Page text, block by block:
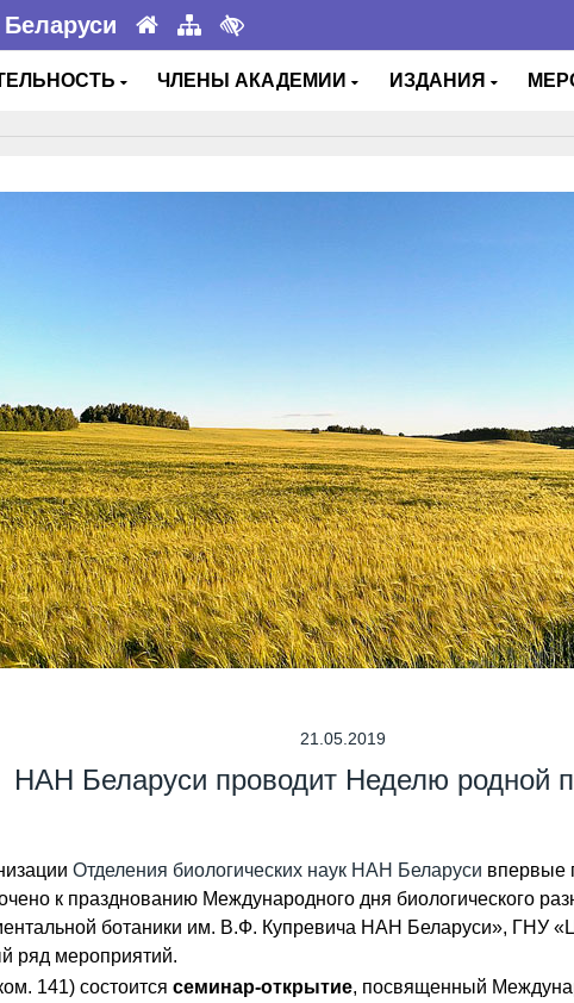
ЧЛЕНЫ АКАДЕМИИ ИЗДАНИЯ
21.05.2019
НАН Беларуси проводит Неделю родной
Отделения биологических наук НАН Беларуси впервые
к празднованию Международного дня биологического
ботаники им. В.Ф. Купревича НАН Беларуси», ГНУ
ряд мероприятий.
141) состоится семинар-открытие, посвященный